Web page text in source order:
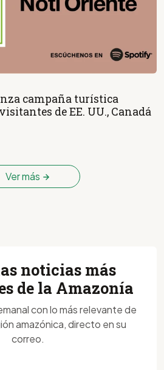
campaña turística
de EE. UU., Canadá
Ver más
noticias más
de la Amazonía
con lo más relevante de
amazónica, directo en su
correo.